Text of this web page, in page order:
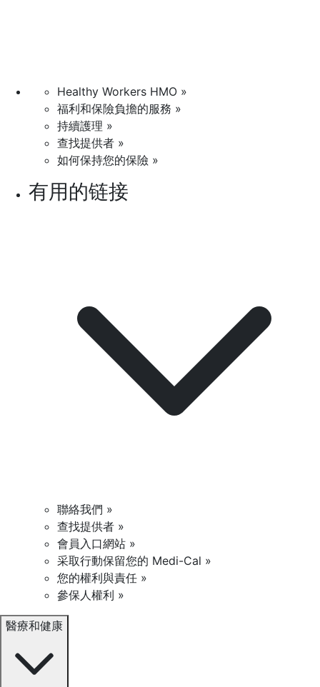
Healthy Workers HMO »
福利和保險負擔的服務 »
持續護理 »
查找提供者 »
如何保持您的保險 »
有用的链接
聯絡我們 »
查找提供者 »
會員入口網站 »
采取行動保留您的 Medi-Cal »
您的權利與責任 »
參保人權利 »
醫療和健康